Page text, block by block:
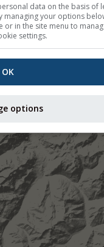
data on the basis of
managing your options
in the site menu to
settings.
OK
options